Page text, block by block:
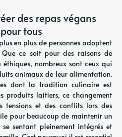
des repas végans
tous
en plus de personnes adoptent
ce soit pour des raisons de
éthiques, nombreux sont ceux qui
animaux de leur alimentation.
dont la tradition culinaire est
produits laitiers, ce changement
tensions et des conflits lors des
pour beaucoup de maintenir un
sentant pleinement intégrés et